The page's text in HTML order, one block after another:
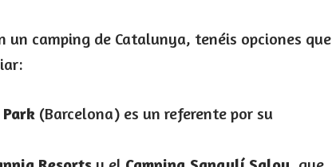
un camping de Catalunya, tenéis opciones que
(Barcelona) es un referente por su